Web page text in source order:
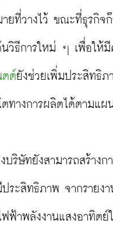
ยที่วางไว้ ขณะที่ธุรกิ
วิธีการใหม่ ๆ เพื่อให้
ตต์ยังช่วยเพิ่มประสิทธิภ
ทางการผลิตได้ตามแผ
ษัทยังสามารถสร้างก
ประสิทธิภาพ จากราย
ไฟฟ้าพลังงานแสงอาทิ